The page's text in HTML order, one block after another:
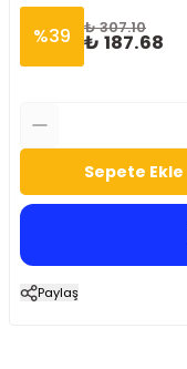
%39 ₺ 307.10
₺ 187.68
Sepete Ekle
Paylaş